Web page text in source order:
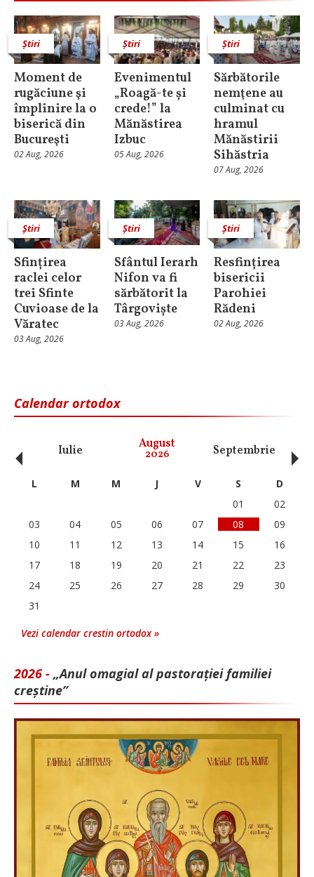
Știri
Moment de
rugăciune şi
împlinire la o
biserică din
Bucureşti
02 Aug, 2026
Știri
Evenimentul
„Roagă-te și
crede!” la
Mănăstirea
Izbuc
05 Aug, 2026
Știri
Sărbătorile
nemţene au
culminat cu
hramul
Mănăstirii
Sihăstria
07 Aug, 2026
Știri
Sfințirea
raclei celor
trei Sfinte
Cuvioase de la
Văratec
03 Aug, 2026
Știri
Sfântul Ierarh
Nifon va fi
sărbătorit la
Târgoviște
03 Aug, 2026
Știri
Resfințirea
bisericii
Parohiei
Rădeni
02 Aug, 2026
Calendar ortodox
Iulie August
2026 Septembrie
‹ L M M J V S
D
01
02
03
04 05 06 07 08
09
10
11 12 13 14 15
16
17
18 19 20 21 22
23
24
25 26 27 28 29
30
31
Vezi calendar crestin ortodox »
2026 - „Anul omagial al pastorației familiei
creștine”